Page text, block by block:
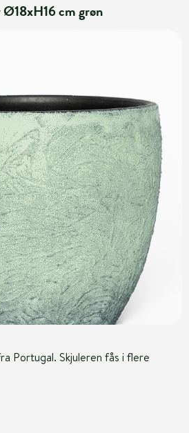
cm grøn
Portugal. Skjuleren fås i flere